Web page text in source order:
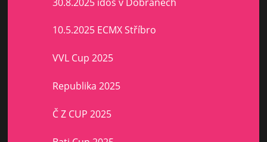
10.5.2025 ECMX Stříbro
VVL Cup 2025
Republika 2025
Č Z CUP 2025